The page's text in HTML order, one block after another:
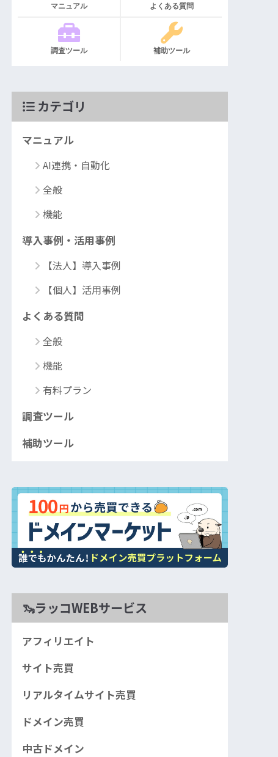
マニュアル よくある質問
調査ツール 補助ツール
カテゴリ
マニュアル
AI連携・自動化
全般
機能
導入事例・活用事例
【法人】導入事例
【個人】活用事例
よくある質問
全般
機能
有料プラン
調査ツール
補助ツール
🦦ラッコWEBサービス
アフィリエイト
サイト売買
リアルタイムサイト売買
ドメイン売買
中古ドメイン